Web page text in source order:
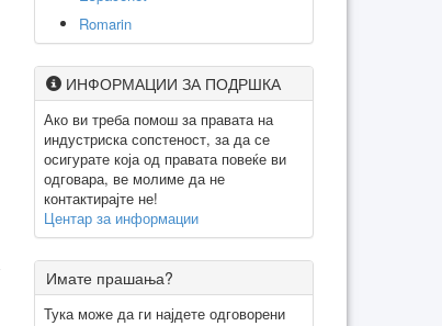
Romarin
ИНФОРМАЦИИ ЗА ПОДРШКА
Ако ви треба помош за правата на
индустриска сопстеност, за да се
осигурате која од правата повеќе ви
одговара, ве молиме да не
контактирајте не!
Центар за информации
Имате прашања?
Тука може да ги најдете одговорени